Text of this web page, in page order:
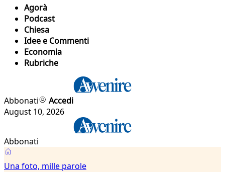
Agorà
Podcast
Chiesa
Idee e Commenti
Economia
Rubriche
Abbonati
Accedi
August 10, 2026
Abbonati
Una foto, mille parole